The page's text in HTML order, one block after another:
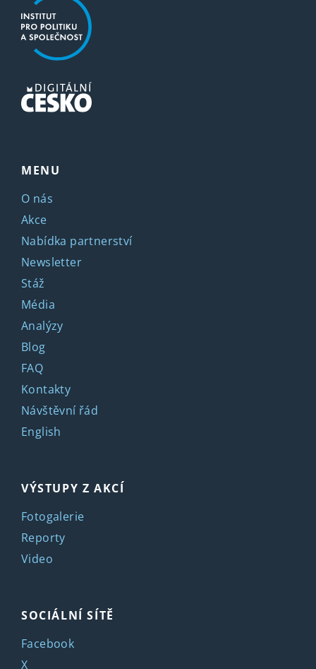
MENU
O nás
Akce
Nabídka partnerství
Newsletter
Stáž
Média
Analýzy
Blog
FAQ
Kontakty
Návštěvní řád
English
VÝSTUPY Z AKCÍ
Fotogalerie
Reporty
Video
SOCIÁLNÍ SÍTĚ
Facebook
X